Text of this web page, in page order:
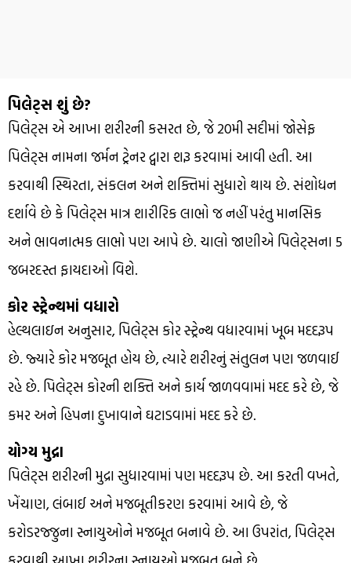
પિલેટ્સ શું છે?
પિલેટ્સ એ આખા શરીરની કસરત છે, જે 20મી સદીમાં જોસેફ
પિલેટ્સ નામના જર્મન ટ્રેનર દ્વારા શરૂ કરવામાં આવી હતી. આ
કરવાથી સ્થિરતા, સંકલન અને શક્તિમાં સુધારો થાય છે. સંશોધન
દર્શાવે છે કે પિલેટ્સ માત્ર શારીરિક લાભો જ નહીં પરંતુ માનસિક
અને ભાવનાત્મક લાભો પણ આપે છે. ચાલો જાણીએ પિલેટ્સના 5
જબરદસ્ત ફાયદાઓ વિશે.
કોર સ્ટ્રેન્થમાં વધારો
હેલ્થલાઇન અનુસાર, પિલેટ્સ કોર સ્ટ્રેન્થ વધારવામાં ખૂબ મદદરૂપ
છે. જ્યારે કોર મજબૂત હોય છે, ત્યારે શરીરનું સંતુલન પણ જળવાઈ
રહે છે. પિલેટ્સ કોરની શક્તિ અને કાર્ય જાળવવામાં મદદ કરે છે, જે
કમર અને હિપના દુખાવાને ઘટાડવામાં મદદ કરે છે.
યોગ્ય મુદ્રા
પિલેટ્સ શરીરની મુદ્રા સુધારવામાં પણ મદદરૂપ છે. આ કરતી વખતે,
ખેંચાણ, લંબાઈ અને મજબૂતીકરણ કરવામાં આવે છે, જે
કરોડરજ્જુના સ્નાયુઓને મજબૂત બનાવે છે. આ ઉપરાંત, પિલેટ્સ